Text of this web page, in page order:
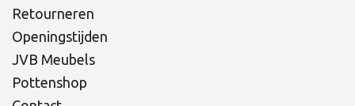
Retourneren
Openingstijden
JVB Meubels
Pottenshop